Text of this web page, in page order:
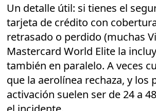
Un detalle útil: si tienes el
tarjeta de crédito con
retrasado o perdido (muchas
Mastercard World Elite la
también en paralelo. A veces
que la aerolínea rechaza, y los
activación suelen ser de 24 a